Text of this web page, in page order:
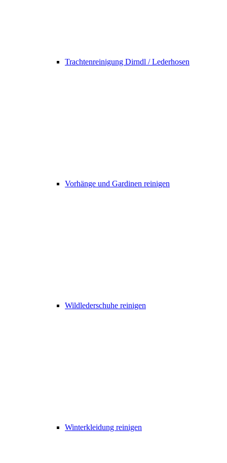
Trachtenreinigung Dirndl / Lederhosen
Vorhänge und Gardinen reinigen
Wildlederschuhe reinigen
Winterkleidung reinigen